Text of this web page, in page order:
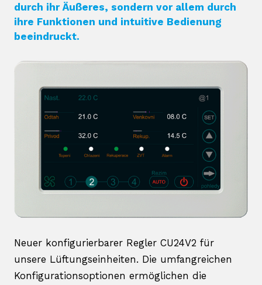
durch ihr Äußeres, sondern vor allem durch
ihre Funktionen und intuitive Bedienung
beeindruckt.
Neuer konfigurierbarer Regler CU24V2 für
unsere Lüftungseinheiten. Die umfangreichen
Konfigurationsoptionen ermöglichen die